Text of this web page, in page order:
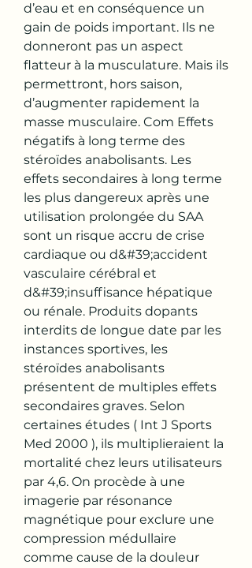
d’eau et en conséquence un
gain de poids important. Ils ne
donneront pas un aspect
flatteur à la musculature. Mais ils
permettront, hors saison,
d’augmenter rapidement la
masse musculaire. Com Effets
négatifs à long terme des
stéroïdes anabolisants. Les
effets secondaires à long terme
les plus dangereux après une
utilisation prolongée du SAA
sont un risque accru de crise
cardiaque ou d&#39;accident
vasculaire cérébral et
d&#39;insuffisance hépatique
ou rénale. Produits dopants
interdits de longue date par les
instances sportives, les
stéroïdes anabolisants
présentent de multiples effets
secondaires graves. Selon
certaines études ( Int J Sports
Med 2000 ), ils multiplieraient la
mortalité chez leurs utilisateurs
par 4,6. On procède à une
imagerie par résonance
magnétique pour exclure une
compression médullaire
comme cause de la douleur